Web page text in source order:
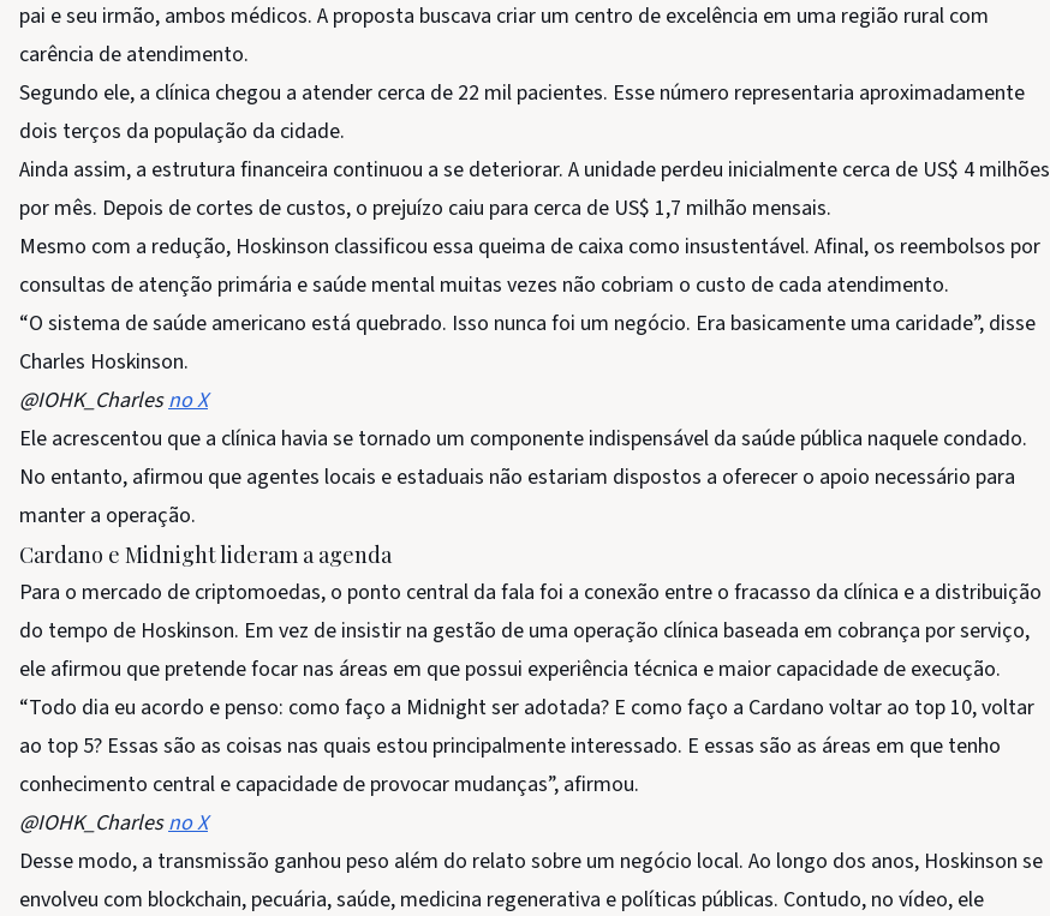
pai e seu irmão, ambos médicos. A proposta buscava criar um centro de excelência em uma região rural com
carência de atendimento.
Segundo ele, a clínica chegou a atender cerca de 22 mil pacientes. Esse número representaria aproximadamente
dois terços da população da cidade.
Ainda assim, a estrutura financeira continuou a se deteriorar. A unidade perdeu inicialmente cerca de US$ 4 milhões
por mês. Depois de cortes de custos, o prejuízo caiu para cerca de US$ 1,7 milhão mensais.
Mesmo com a redução, Hoskinson classificou essa queima de caixa como insustentável. Afinal, os reembolsos por
consultas de atenção primária e saúde mental muitas vezes não cobriam o custo de cada atendimento.
“O sistema de saúde americano está quebrado. Isso nunca foi um negócio. Era basicamente uma caridade”, disse
Charles Hoskinson.
@IOHK_Charlesno X
Ele acrescentou que a clínica havia se tornado um componente indispensável da saúde pública naquele condado.
No entanto, afirmou que agentes locais e estaduais não estariam dispostos a oferecer o apoio necessário para
manter a operação.
Cardano e Midnight lideram a agenda
Para o mercado de criptomoedas, o ponto central da fala foi a conexão entre o fracasso da clínica e a distribuição
do tempo de Hoskinson. Em vez de insistir na gestão de uma operação clínica baseada em cobrança por serviço,
ele afirmou que pretende focar nas áreas em que possui experiência técnica e maior capacidade de execução.
“Todo dia eu acordo e penso: como faço a Midnight ser adotada? E como faço a Cardano voltar ao top 10, voltar
ao top 5? Essas são as coisas nas quais estou principalmente interessado. E essas são as áreas em que tenho
conhecimento central e capacidade de provocar mudanças”, afirmou.
@IOHK_Charlesno X
Desse modo, a transmissão ganhou peso além do relato sobre um negócio local. Ao longo dos anos, Hoskinson se
envolveu com blockchain, pecuária, saúde, medicina regenerativa e políticas públicas. Contudo, no vídeo, ele